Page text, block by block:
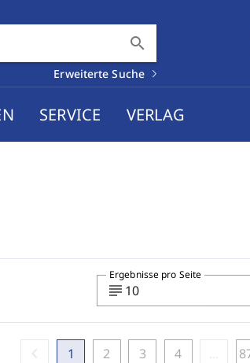
search
Erweiterte Suche
SERVICE VERLAG
subject 10
Ergebnisse pro Seite
1 2 3 4